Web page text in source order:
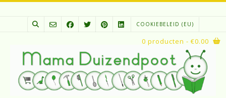
Spring
COOKIEBELEID (EU)
0 producten - €0.00